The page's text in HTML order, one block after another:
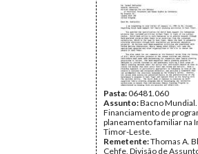
Pasta:06481.060
Assunto:Bacno Mundial.
Financiamento de
planeamento familiar na
Timor-Leste.
Remetente:Thomas A.
Cehfe, Divisão de